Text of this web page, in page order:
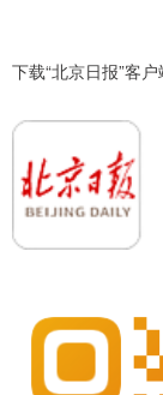
下载“北京日报”客